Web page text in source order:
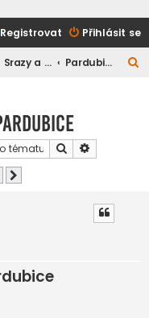
Přihlásit se
Registrovat
Srazy a setkání Pardubice
Hledat